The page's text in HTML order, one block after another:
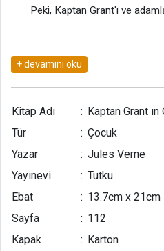
Peki, Kaptan Grant'ı ve
Kitap Adı : Kaptan Grant ın
Tür
: Çocuk
Yazar
: Jules Verne
Yayınevi
: Tutku
Ebat
: 13.7cm x 21cm
Sayfa
: 112
Kapak
: Karton